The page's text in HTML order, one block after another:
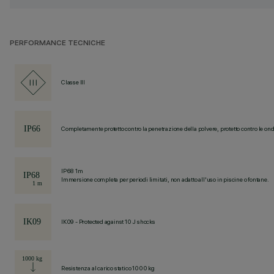
PERFORMANCE TECNICHE
Classe III
Completamente protetto contro la penetrazione della polvere, protetto contro le
IP68 1m
Immersione completa per periodi limitati, non adatto all'uso in piscine o fontane.
IK09 - Protected against 10 J shocks
Resistenza al carico statico 1000 kg